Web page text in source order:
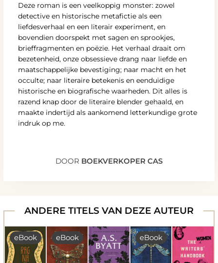
Deze roman is een veelkoppig monster: zowel
detective en historische metafictie als een
liefdesverhaal en een literair experiment, en
bovendien doorspekt met sagen en sprookjes,
brieffragmenten en poëzie. Het verhaal draait om
bezetenheid, onze obsessieve drang naar liefde en
maatschappelijke bevestiging; naar macht en het
occulte; naar literaire betekenis en eenduidige
historische en biografische waarheden. Dit alles is
razend knap door de literaire blender gehaald, en
maakte indertijd als aankomend letterkundige grote
indruk op me.
DOOR BOEKVERKOPER CAS
ANDERE TITELS VAN DEZE AUTEUR
eBook eBook eBook